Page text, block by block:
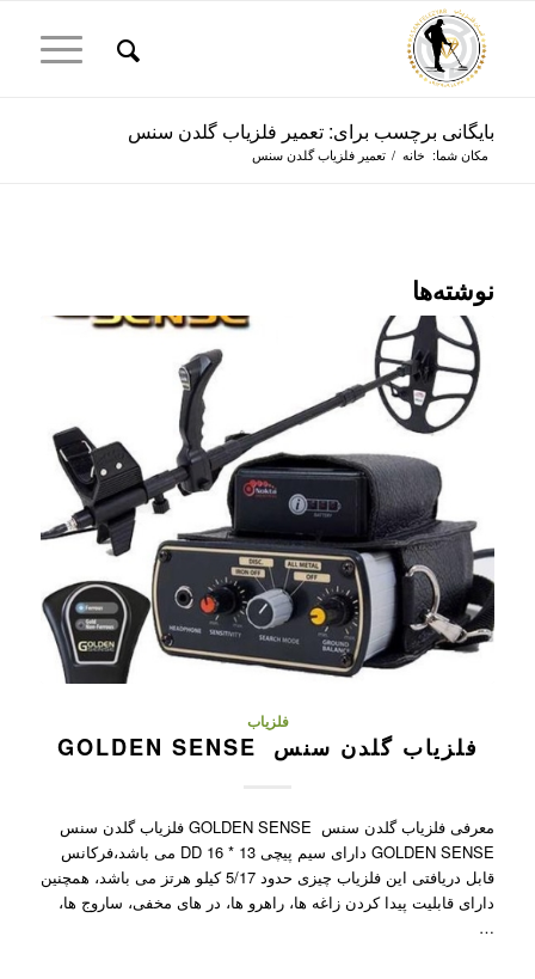
بایگانی برچسب برای: تعمیر فلزیاب گلدن سنس
مکان شما: خانه / تعمیر فلزیاب گلدن سنس
نوشته‌ها
فلزیاب
فلزیاب گلدن سنس GOLDEN SENSE
معرفی فلزیاب گلدن سنس GOLDEN SENSE فلزیاب گلدن سنس
GOLDEN SENSE دارای سیم پیچی 13 * 16 DD می باشد،فرکانس
قابل دریافتی این فلزیاب چیزی حدود 5/17 کیلو هرتز می باشد، همچنین
دارای قابلیت پیدا کردن زاغه ها، راهرو ها، در های مخفی، ساروج ها،
…